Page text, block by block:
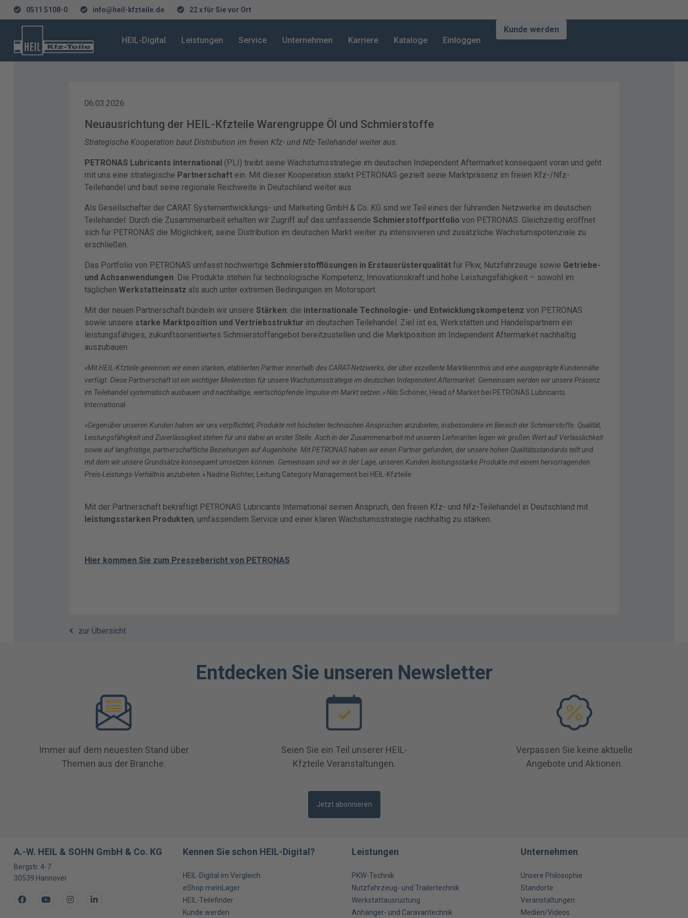
0511 5108-0 info@heil-kfzteile.de 22 x für Sie vor Ort
HEIL-Digital Leistungen Service Unternehmen Karriere Kataloge Einloggen
Kunde werden
06.03.2026
Neuausrichtung der HEIL-Kfzteile Warengruppe Öl und Schmierstoffe
Strategische Kooperation baut Distribution im freien Kfz- und Nfz-Teilehandel weiter aus.
PETRONAS Lubricants International (PLI) treibt seine Wachstumsstrategie im deutschen Independent Aftermarket konsequent voran und geht
mit uns eine strategische Partnerschaftein. Mit dieser Kooperation stärkt PETRONAS gezielt seine Marktpräsenz im freien Kfz-/Nfz-
Teilehandel und baut seine regionale Reichweite in Deutschland weiter aus.
Als Gesellschafter der CARAT Systementwicklungs- und Marketing GmbH & Co. KG sind wir Teil eines der führenden Netzwerke im deutschen
Teilehandel. Durch die Zusammenarbeit erhalten wir Zugriff auf das umfassende Schmierstoffportfolio von PETRONAS. Gleichzeitig eröffnet
sich für PETRONAS die Möglichkeit, seine Distribution im deutschen Markt weiter zu intensivieren und zusätzliche Wachstumspotenziale zu
erschließen.
Das Portfolio von PETRONAS umfasst hochwertige Schmierstofflösungen in Erstausrüsterqualitätfür Pkw, Nutzfahrzeuge sowie Getriebe-
und Achsanwendungen. Die Produkte stehen für technologische Kompetenz, Innovationskraft und hohe Leistungsfähigkeit – sowohl im
täglichen Werkstatteinsatz als auch unter extremen Bedingungen im Motorsport.
Mit der neuen Partnerschaft bündeln wir unsere Stärken: die internationale Technologie- und Entwicklungskompetenz von PETRONAS
sowie unsere starke Marktposition und Vertriebsstruktur im deutschen Teilehandel. Ziel ist es, Werkstätten und Handelspartnern ein
leistungsfähiges, zukunftsorientiertes Schmierstoffangebot bereitzustellen und die Marktposition im Independent Aftermarket nachhaltig
auszubauen.
«Mit HEIL-Kfzteile gewinnen wir einen starken, etablierten Partner innerhalb des CARAT-Netzwerks, der über exzellente Marktkenntnis und eine ausgeprägte Kundennähe
verfügt. Diese Partnerschaft ist ein wichtiger Meilenstein für unsere Wachstumsstrategie im deutschen Independent Aftermarket. Gemeinsam werden wir unsere Präsenz
im Teilehandel systematisch ausbauen und nachhaltige, wertschöpfende Impulse im Markt setzen.» Nils Schöner, Head of Market bei PETRONAS Lubricants
International
«Gegenüber unseren Kunden haben wir uns verpflichtet, Produkte mit höchsten technischen Ansprüchen anzubieten, insbesondere im Bereich der Schmierstoffe. Qualität,
Leistungsfähigkeit und Zuverlässigkeit stehen für uns dabei an erster Stelle. Auch in der Zusammenarbeit mit unseren Lieferanten legen wir großen Wert auf Verlässlichkeit
sowie auf langfristige, partnerschaftliche Beziehungen auf Augenhöhe. Mit PETRONAS haben wir einen Partner gefunden, der unsere hohen Qualitätsstandards teilt und
mit dem wir unsere Grundsätze konsequent umsetzen können. Gemeinsam sind wir in der Lage, unseren Kunden leistungsstarke Produkte mit einem hervorragenden
Preis-Leistungs-Verhältnis anzubieten.» Nadine Richter, Leitung Category Management bei HEIL-Kfzteile
Mit der Partnerschaft bekräftigt PETRONAS Lubricants International seinen Anspruch, den freien Kfz- und Nfz-Teilehandel in Deutschland mit
leistungsstarken Produkten, umfassendem Service und einer klaren Wachstumsstrategie nachhaltig zu stärken.
Hier kommen Sie zum Pressebericht von PETRONAS
zur Übersicht
Entdecken Sie unseren Newsletter
Immer auf dem neuesten Stand über
Themen aus der Branche.
Seien Sie ein Teil unserer HEIL-
Kfzteile Veranstaltungen.
Verpassen Sie keine aktuelle
Angebote und Aktionen.
Jetzt abonnieren
A.-W. HEIL & SOHN GmbH & Co. KG
Bergstr. 4-7
30539 Hannover
FacebookYoutubeInstagramLinkedIn
Kennen Sie schon HEIL-Digital?
HEIL-Digital im Vergleich
eShop meinLager
HEIL-Teilefinder
Kunde werden
Leistungen
PKW-Technik
Nutzfahrzeug- und Trailertechnik
Werkstattausrüstung
Anhänger- und Caravantechnik
Unternehmen
Unsere Philosophie
Standorte
Veranstaltungen
Medien/Videos